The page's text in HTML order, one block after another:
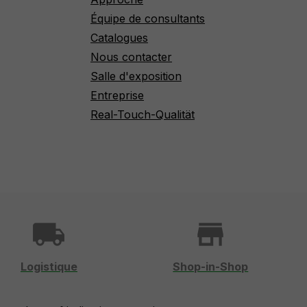
Équipe de consultants
Catalogues
Nous contacter
Salle d'exposition
Entreprise
Real-Touch-Qualität
local_shipping
Logistique
store
Shop-in-Shop